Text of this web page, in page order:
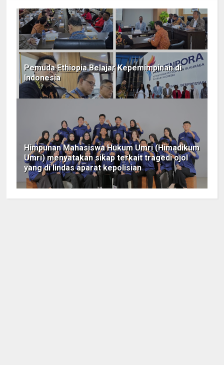
Pemuda Ethiopia Belajar Kepemimpinan di
Indonesia
Himpunan Mahasiswa Hukum Umri (Himadikum
Umri) menyatakan sikap terkait tragedi ojol
yang di lindas aparat kepolisian